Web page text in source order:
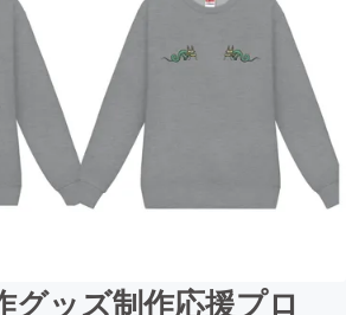
グッズ制作応援プロ